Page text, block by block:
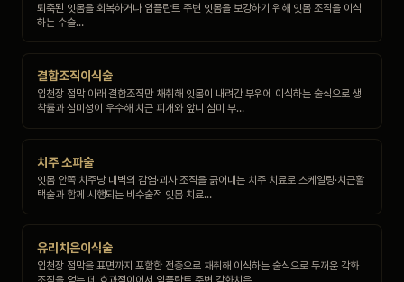
퇴축된 잇몸을 회복하거나 임플란트 주변 잇몸을 보강하기 위해 잇몸 조직을 이식
하는 수술…
결합조직이식술
입천장 점막 아래 결합조직만 채취해 잇몸이 내려간 부위에 이식하는 술식으로 생
착률과 심미성이 우수해 치근 피개와 앞니 심미 부…
치주 소파술
잇몸 안쪽 치주낭 내벽의 감염·괴사 조직을 긁어내는 치주 치료로 스케일링·치근활
택술과 함께 시행되는 비수술적 잇몸 치료…
유리치은이식술
입천장 점막을 표면까지 포함한 전층으로 채취해 이식하는 술식으로 두꺼운 각화